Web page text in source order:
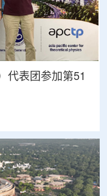
代表团参加第51